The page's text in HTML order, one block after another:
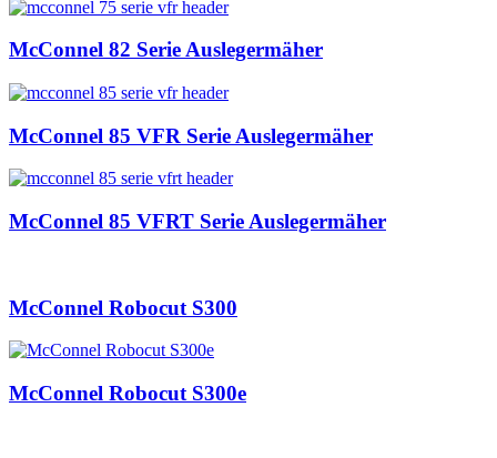
McConnel 82 Serie Auslegermäher
McConnel 85 VFR Serie Auslegermäher
McConnel 85 VFRT Serie Auslegermäher
McConnel Robocut S300
McConnel Robocut S300e